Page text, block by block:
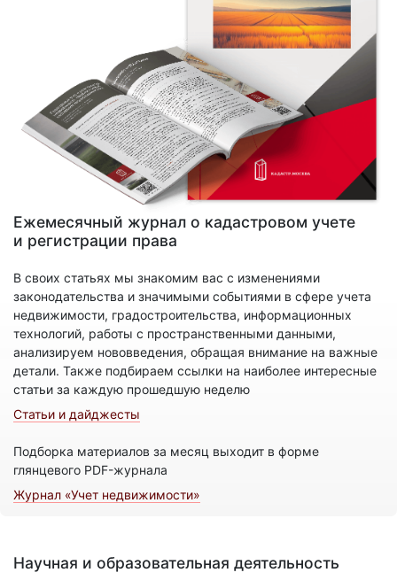
Ежемесячный журнал о кадастровом учете
и регистрации права
В своих статьях мы знакомим вас с изменениями
законодательства и значимыми событиями в сфере учета
недвижимости, градостроительства, информационных
технологий, работы с пространственными данными,
анализируем нововведения, обращая внимание на важные
детали. Также подбираем ссылки на наиболее интересные
статьи за каждую прошедшую неделю
Статьи и дайджесты
Подборка материалов за месяц выходит в форме
глянцевого PDF-журнала
Журнал «Учет недвижимости»
Научная и образовательная деятельность